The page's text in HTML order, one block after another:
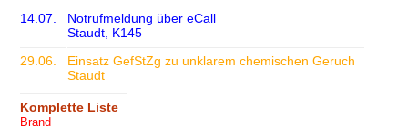
14.07.
Notrufmeldung über eCall
Staudt, K145
29.06.
Einsatz GefStZg zu unklarem chemischen Geruch
Staudt
Komplette Liste
Brand